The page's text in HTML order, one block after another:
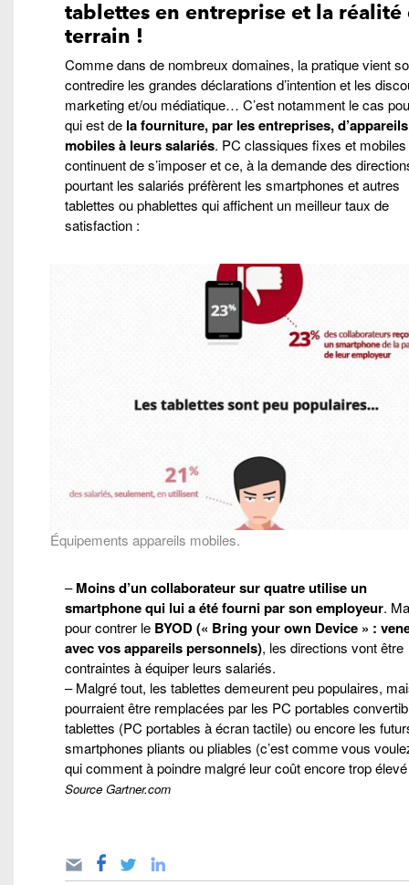
tablettes en entreprise et la réalité
terrain !
Comme dans de nombreux domaines, la pratique vient
contredire les grandes déclarations d’intention et les
marketing et/ou médiatique… C’est notamment le cas
qui est de la fourniture, par les entreprises, d’appareils
mobiles à leurs salariés. PC classiques fixes et mobiles
continuent de s’imposer et ce, à la demande des
pourtant les salariés préfèrent les smartphones et autres
tablettes ou phablettes qui affichent un meilleur taux de
satisfaction :
Équipements appareils mobiles.
–Moins d’un collaborateur sur quatre utilise un
smartphone qui lui a été fourni par son employeur.
pour contrer le BYOD (« Bring your own Device » :
avec vos appareils personnels), les directions vont être
contraintes à équiper leurs salariés.
– Malgré tout, les tablettes demeurent peu populaires,
pourraient être remplacées par les PC portables
tablettes (PC portables à écran tactile) ou encore les
smartphones pliants ou pliables (c’est comme vous
qui comment à poindre malgré leur coût encore trop
Source Gartner.com